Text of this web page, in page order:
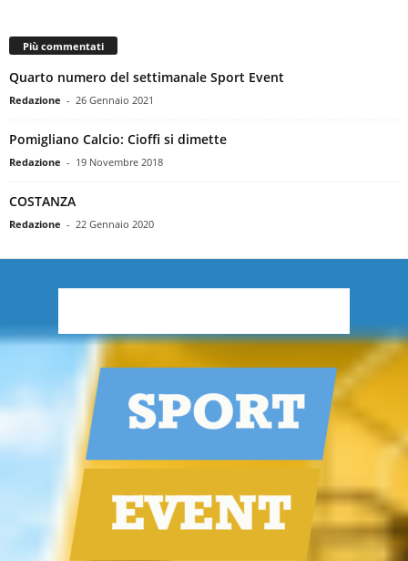
Più commentati
Quarto numero del settimanale Sport Event
Redazione - 26 Gennaio 2021
Pomigliano Calcio: Cioffi si dimette
Redazione - 19 Novembre 2018
COSTANZA
Redazione - 22 Gennaio 2020